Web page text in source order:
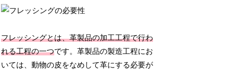
フレッシングとは、革製品の加工工程で行わ
れる工程の一つです。革製品の製造工程にお
いては、動物の皮をなめして革にする必要が